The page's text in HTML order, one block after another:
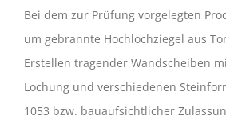
Bei dem zur Prüfung vorgelegten
um gebrannte Hochlochziegel aus
Erstellen tragender Wandscheiben
Lochung und verschiedenen
1053 bzw. bauaufsichtlicher